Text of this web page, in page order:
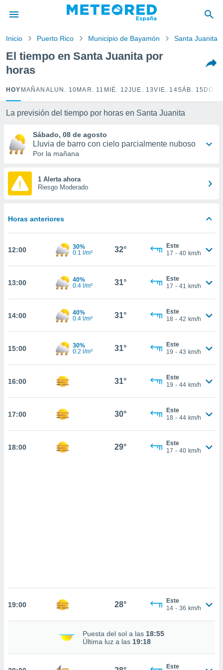
por
para
la
calidad.
a este
las
y
forma
basada
permite
seguir
coste.
botón
a la
todas
nos
y análisis
como
y
en
más
sitio
Inicio Puerto Rico Municipio de Bayamón Santa Juanita
El tiempo en Santa Juanita por
horas
HOY MAÑANA LUN. 10 MAR. 11 MIÉ. 12JUE. 13VIE. 14SÁB. 15
La previsión del tiempo por horas en Santa Juanita
Sábado, 08 de agosto
Lluvia de barro con cielo parcialmente nuboso
Por la mañana
1 Alerta ahora
Riesgo Moderado
Horas anteriores
12:00
30%
0.1 l/m²
32°
Este
17 - 40 km/h
13:00
40%
0.4 l/m²
31°
Este
17 - 41 km/h
14:00
40%
0.4 l/m²
31°
Este
18 - 42 km/h
15:00
30%
0.2 l/m²
31°
Este
19 - 43 km/h
16:00 31°
Este
19 - 44 km/h
17:00 30°
Este
18 - 44 km/h
18:00 29°
Este
17 - 40 km/h
19:00 28°
Este
14 - 36 km/h
Puesta del sol a las 18:55
Última luz a las 19:18
Este